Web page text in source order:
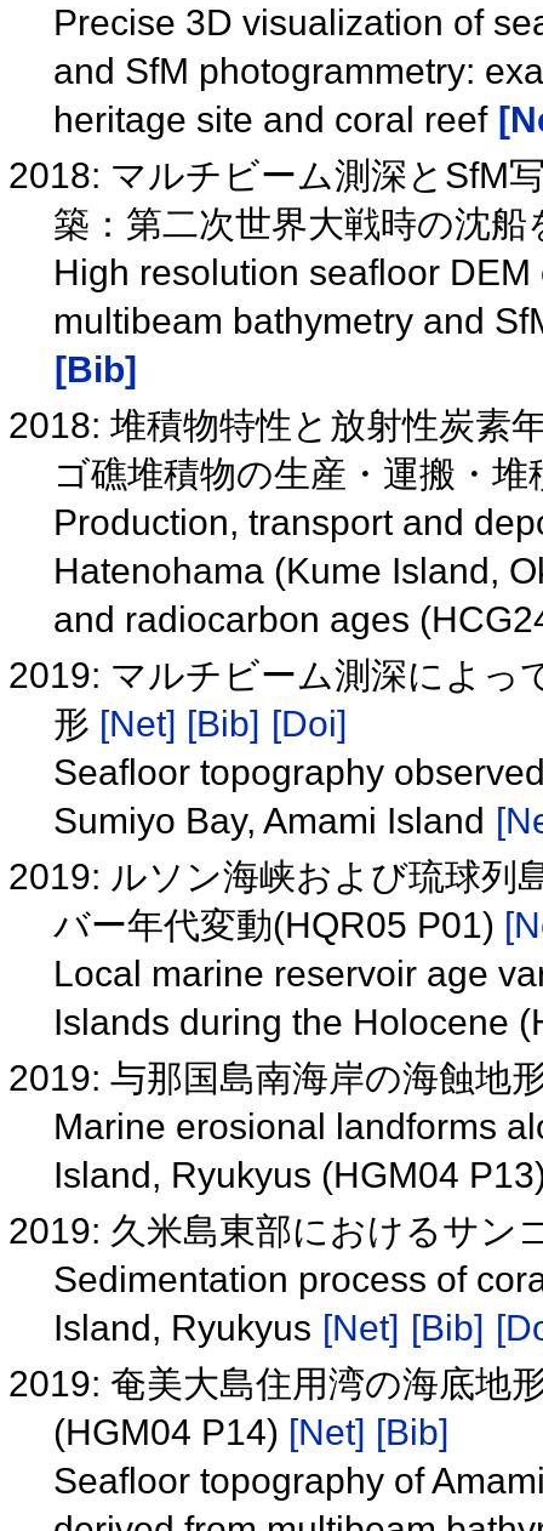
Precise 3D visualization of
and SfM photogrammetry:
heritage site and coral reef
2018: マルチビーム測深とSfM
築：第二次世界大戦時の沈
High resolution seafloor
multibeam bathymetry and
[Bib]
2018: 堆積物特性と放射性炭素
ゴ礁堆積物の生産・運搬・
Production, transport and
Hatenohama (Kume Island,
and radiocarbon ages
2019: マルチビーム測深によっ
形 [Net] [Bib] [Doi]
Seafloor topography
Sumiyo Bay, Amami Island
2019: ルソン海峡および琉球列
バー年代変動(HQR05 P01)
Local marine reservoir age
Islands during the Holocene
2019: 与那国島南海岸の海蝕地
Marine erosional landforms
Island, Ryukyus (HGM04
2019: 久米島東部におけるサン
Sedimentation process of
Island, Ryukyus [Net] [Bib]
2019: 奄美大島住用湾の海底地
(HGM04 P14) [Net] [Bib]
Seafloor topography of